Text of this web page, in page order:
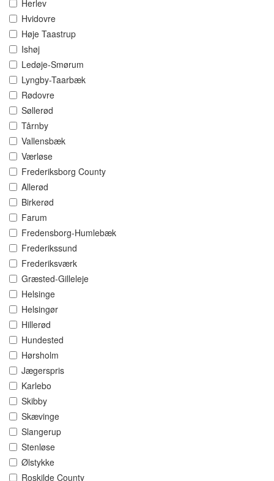
Herlev
Hvidovre
Høje Taastrup
Ishøj
Ledøje-Smørum
Lyngby-Taarbæk
Rødovre
Søllerød
Tårnby
Vallensbæk
Værløse
Frederiksborg County
Allerød
Birkerød
Farum
Fredensborg-Humlebæk
Frederikssund
Frederiksværk
Græsted-Gilleleje
Helsinge
Helsingør
Hillerød
Hundested
Hørsholm
Jægerspris
Karlebo
Skibby
Skævinge
Slangerup
Stenløse
Ølstykke
Roskilde County